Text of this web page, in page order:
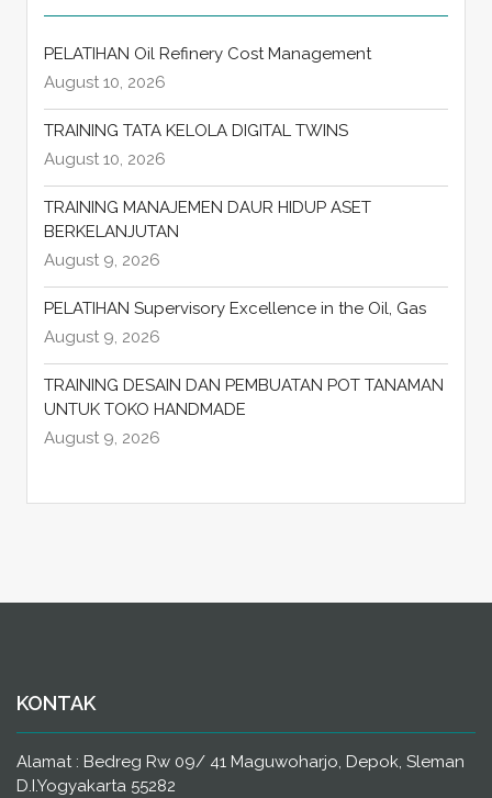
PELATIHAN Oil Refinery Cost Management
August 10, 2026
TRAINING TATA KELOLA DIGITAL TWINS
August 10, 2026
TRAINING MANAJEMEN DAUR HIDUP ASET
BERKELANJUTAN
August 9, 2026
PELATIHAN Supervisory Excellence in the Oil, Gas
August 9, 2026
TRAINING DESAIN DAN PEMBUATAN POT TANAMAN
UNTUK TOKO HANDMADE
August 9, 2026
KONTAK
Alamat : Bedreg Rw 09/ 41 Maguwoharjo, Depok, Sleman
D.I.Yogyakarta 55282